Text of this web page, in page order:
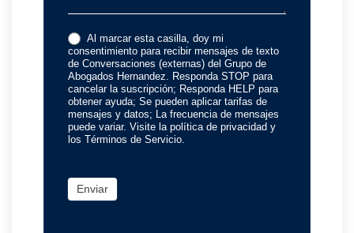
Al marcar esta casilla, doy mi
consentimiento para recibir mensajes de texto
de Conversaciones (externas) del Grupo de
Abogados Hernandez. Responda STOP para
cancelar la suscripción; Responda HELP para
obtener ayuda; Se pueden aplicar tarifas de
mensajes y datos; La frecuencia de mensajes
puede variar. Visite la política de privacidad y
los Términos de Servicio.
Enviar